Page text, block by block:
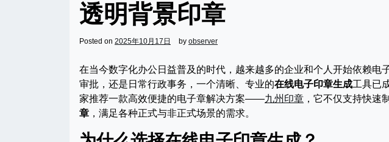
透明背景印章
Posted on 2025年10月17日 by observer
在当今数字化办公日益普及的时代，越来越多的企业和个人开始依赖电
审批，还是日常行政事务，一个清晰、专业的在线电子印章生成工具已
家推荐一款高效便捷的电子章解决方案——九州印章 ，它不仅支持快速
章 ，满足各种正式与非正式场景的需求。